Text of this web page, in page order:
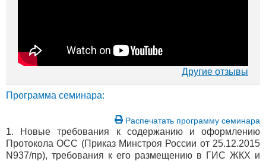
Другие отзывы
Программа семинара:
Распечатать программу семинара
1. Новые требования к содержанию и оформлению
Протокола ОСС (Приказ Минстроя России от 25.12.2015
N937/пр), требования к его размещению в ГИС ЖКХ и